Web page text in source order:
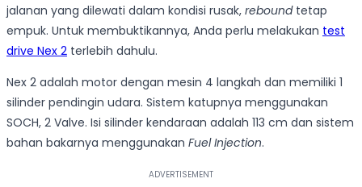
jalanan yang dilewati dalam kondisi rusak, reboundtetap
empuk. Untuk membuktikannya, Anda perlu melakukan test
drive Nex 2 terlebih dahulu.
Nex 2 adalah motor dengan mesin 4 langkah dan memiliki 1
silinder pendingin udara. Sistem katupnya menggunakan
SOCH, 2 Valve. Isi silinder kendaraan adalah 113 cm dan sistem
bahan bakarnya menggunakan Fuel Injection.